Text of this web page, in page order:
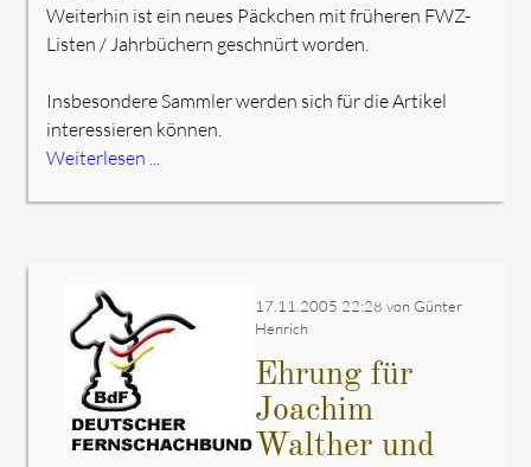
Weiterhin ist ein neues Päckchen mit früheren FWZ-
Listen / Jahrbüchern geschnürt worden.
Insbesondere Sammler werden sich für die Artikel
interessieren können.
Weiterlesen ...
17.11.2005 22:28 von Günter
Henrich
Ehrung für
Joachim
Walther und